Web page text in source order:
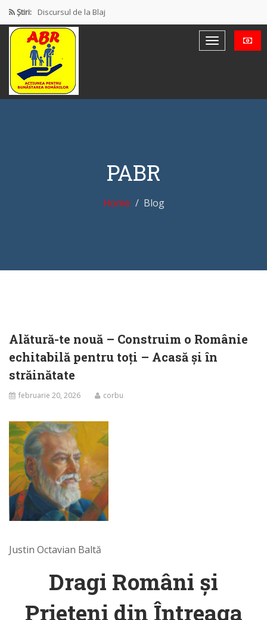
Știri: Discursul de la Blaj
Muncă și protecție socială. Salarii…
Democrație mixtă (participativă și reprezentativă)
Alătură-te nouă – Construim o…
PABR
Home Blog
Alătură-te nouă – Construim o Românie
echitabilă pentru toți – Acasă și în
străinătate
februarie 20, 2026 corbu
Justin Octavian Baltă
Dragi Români și
Prieteni din Întreaga